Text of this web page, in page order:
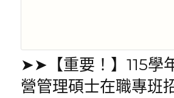
➤➤【重要！】115學
營管理碩士在職專班